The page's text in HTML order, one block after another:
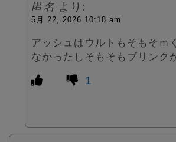
匿名 より:
5月 22, 2026 10:18 am
アッシュはウルトもそもそｍ
なかったしそもそもブリンク
1